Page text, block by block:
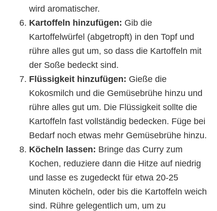
wird aromatischer.
Kartoffeln hinzufügen: Gib die
Kartoffelwürfel (abgetropft) in den Topf und
rühre alles gut um, so dass die Kartoffeln mit
der Soße bedeckt sind.
Flüssigkeit hinzufügen: Gieße die
Kokosmilch und die Gemüsebrühe hinzu und
rühre alles gut um. Die Flüssigkeit sollte die
Kartoffeln fast vollständig bedecken. Füge bei
Bedarf noch etwas mehr Gemüsebrühe hinzu.
Köcheln lassen: Bringe das Curry zum
Kochen, reduziere dann die Hitze auf niedrig
und lasse es zugedeckt für etwa 20-25
Minuten köcheln, oder bis die Kartoffeln weich
sind. Rühre gelegentlich um, um zu